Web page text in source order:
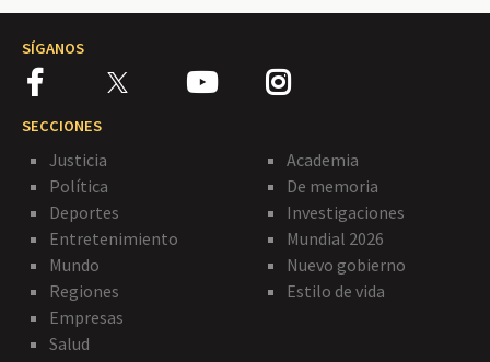
SÍGANOS
SECCIONES
Justicia
Política
Deportes
Entretenimiento
Mundo
Regiones
Empresas
Salud
Academia
De memoria
Investigaciones
Mundial 2026
Nuevo gobierno
Estilo de vida